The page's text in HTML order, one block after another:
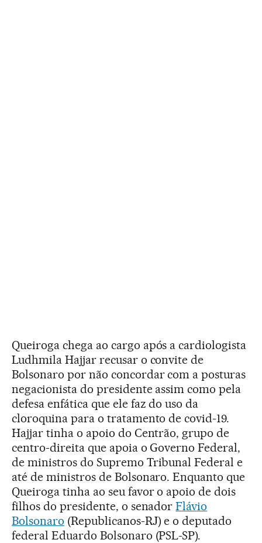
Queiroga chega ao cargo após a cardiologista
Ludhmila Hajjar recusar o convite de
Bolsonaro por não concordar com a posturas
negacionista do presidente assim como pela
defesa enfática que ele faz do uso da
cloroquina para o tratamento de covid-19.
Hajjar tinha o apoio do Centrão, grupo de
centro-direita que apoia o Governo Federal,
de ministros do Supremo Tribunal Federal e
até de ministros de Bolsonaro. Enquanto que
Queiroga tinha ao seu favor o apoio de dois
filhos do presidente, o senadorFlávio
Bolsonaro (Republicanos-RJ) e o deputado
federal Eduardo Bolsonaro (PSL-SP).